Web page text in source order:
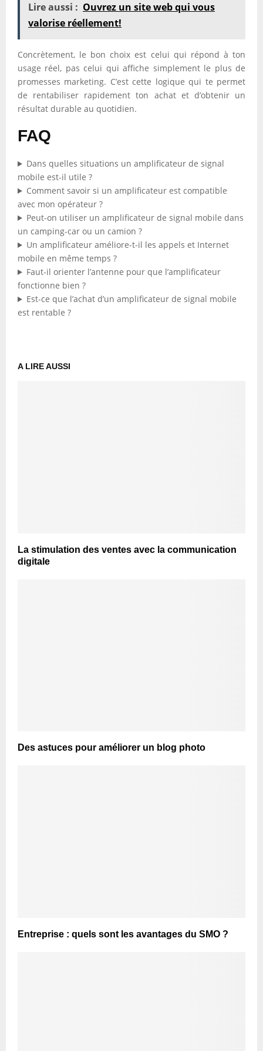
Lire aussi : Ouvrez un site web qui vous
valorise réellement!
Concrètement, le bon choix est celui qui répond à ton
usage réel, pas celui qui affiche simplement le plus de
promesses marketing. C’est cette logique qui te permet
de rentabiliser rapidement ton achat et d’obtenir un
résultat durable au quotidien.
FAQ
Dans quelles situations un amplificateur de signal
mobile est-il utile ?
Comment savoir si un amplificateur est compatible
avec mon opérateur ?
Peut-on utiliser un amplificateur de signal mobile dans
un camping-car ou un camion ?
Un amplificateur améliore-t-il les appels et Internet
mobile en même temps ?
Faut-il orienter l’antenne pour que l’amplificateur
fonctionne bien ?
Est-ce que l’achat d’un amplificateur de signal mobile
est rentable ?
A LIRE AUSSI
La stimulation des ventes avec la communication
digitale
Des astuces pour améliorer un blog photo
Entreprise : quels sont les avantages du SMO ?